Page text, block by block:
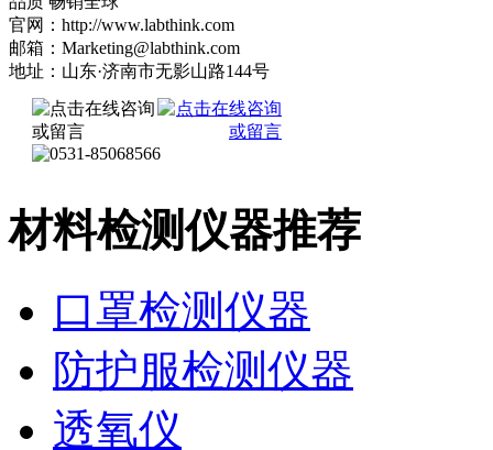
官网：http://www.labthink.com
邮箱：Marketing@labthink.com
地址：山东·济南市无影山路144号
材料检测仪器推荐
口罩检测仪器
防护服检测仪器
透氧仪